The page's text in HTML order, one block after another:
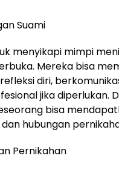
Suami
menyikapi mimpi
Mereka bisa
diri,
jika diperlukan.
bisa
hubungan
Pernikahan